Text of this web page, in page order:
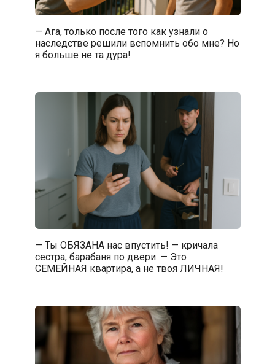
— Ага, только после того как узнали о
наследстве решили вспомнить обо мне? Но
я больше не та дура!
— Ты ОБЯЗАНА нас впустить! — кричала
сестра, барабаня по двери. — Это
СЕМЕЙНАЯ квартира, а не твоя ЛИЧНАЯ!